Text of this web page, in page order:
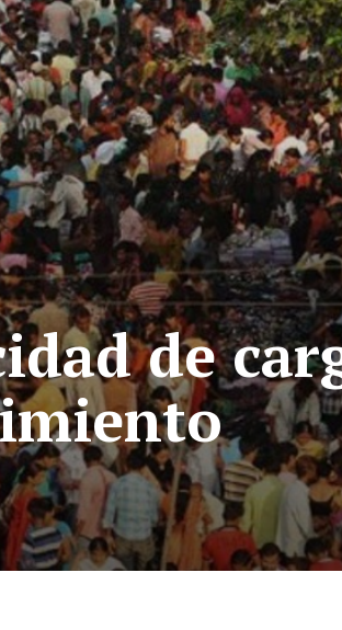
de